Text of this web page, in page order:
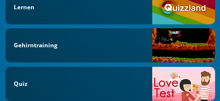
Lernen
Gehirntraining
Quiz